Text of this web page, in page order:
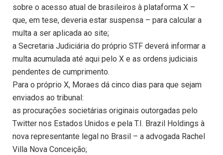
sobre o acesso atual de brasileiros à plataforma X –
que, em tese, deveria estar suspensa – para calcular a
multa a ser aplicada ao site;
a Secretaria Judiciária do próprio STF deverá informar a
multa acumulada até aqui pelo X e as ordens judiciais
pendentes de cumprimento.
Para o próprio X, Moraes dá cinco dias para que sejam
enviados ao tribunal:
as procurações societárias originais outorgadas pelo
Twitter nos Estados Unidos e pela T.I. Brazil Holdings à
nova representante legal no Brasil – a advogada Rachel
Villa Nova Conceição;